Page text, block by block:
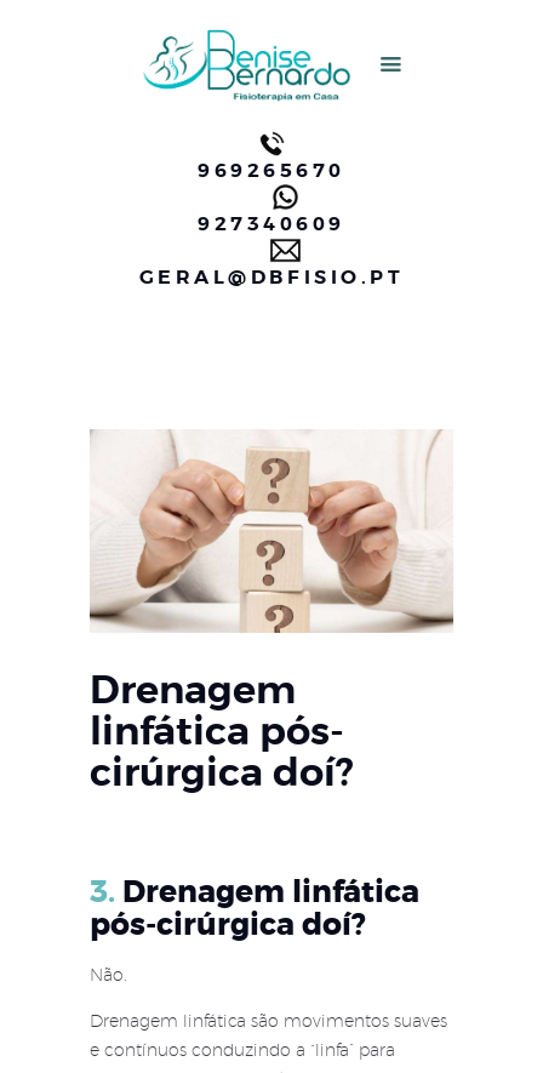
969265670
927340609
GERAL@DBFISIO.PT
DBFISIO
Fisioterapia em Idosos, Fisioterapia em Lar
DBfisio
Testemunhos
Perguntas Fequentes
Drenagem
linfática pós-
cirúrgica doí?
3. Drenagem linfática
pós-cirúrgica doí?
Não.
Drenagem linfática são movimentos suaves
e contínuos conduzindo a “linfa” para